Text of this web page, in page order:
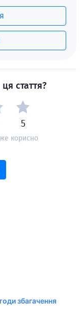
стаття?
5
корисно
збагачення